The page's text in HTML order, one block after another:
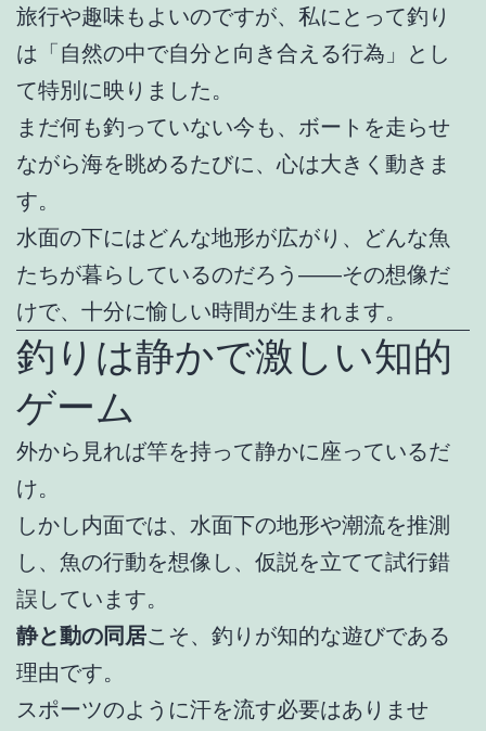
旅行や趣味もよいのですが、私にとって釣り
は「自然の中で自分と向き合える行為」とし
て特別に映りました。
まだ何も釣っていない今も、ボートを走らせ
ながら海を眺めるたびに、心は大きく動きま
す。
水面の下にはどんな地形が広がり、どんな魚
たちが暮らしているのだろう――その想像だ
けで、十分に愉しい時間が生まれます。
釣りは静かで激しい知的
ゲーム
外から見れば竿を持って静かに座っているだ
け。
しかし内面では、水面下の地形や潮流を推測
し、魚の行動を想像し、仮説を立てて試行錯
誤しています。
静と動の同居こそ、釣りが知的な遊びである
理由です。
スポーツのように汗を流す必要はありませ